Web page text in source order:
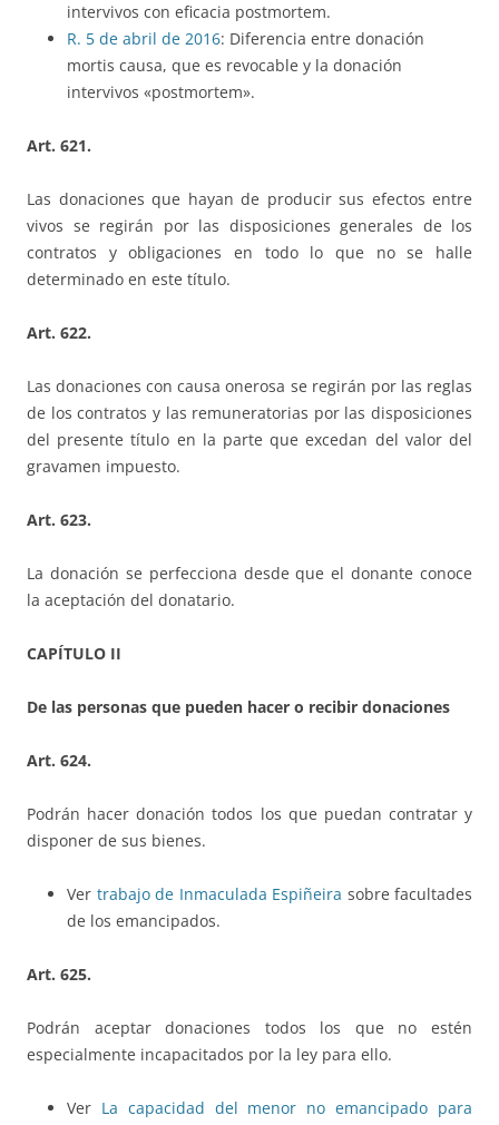
intervivos con eficacia postmortem.
R. 5 de abril de 2016: Diferencia entre donación
mortis causa, que es revocable y la donación
intervivos «postmortem».
Art. 621.
Las donaciones que hayan de producir sus efectos entre
vivos se regirán por las disposiciones generales de los
contratos y obligaciones en todo lo que no se halle
determinado en este título.
Art. 622.
Las donaciones con causa onerosa se regirán por las reglas
de los contratos y las remuneratorias por las disposiciones
del presente título en la parte que excedan del valor del
gravamen impuesto.
Art. 623.
La donación se perfecciona desde que el donante conoce
la aceptación del donatario.
CAPÍTULO II
De las personas que pueden hacer o recibir donaciones
Art. 624.
Podrán hacer donación todos los que puedan contratar y
disponer de sus bienes.
Ver trabajo de Inmaculada Espiñeira sobre facultades
de los emancipados.
Art. 625.
Podrán aceptar donaciones todos los que no estén
especialmente incapacitados por la ley para ello.
Ver La capacidad del menor no emancipado para